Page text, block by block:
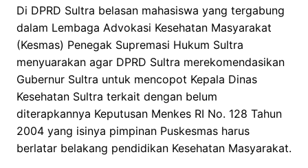
Di DPRD Sultra belasan mahasiswa yang tergabung
dalam Lembaga Advokasi Kesehatan Masyarakat
(Kesmas) Penegak Supremasi Hukum Sultra
menyuarakan agar DPRD Sultra merekomendasikan
Gubernur Sultra untuk mencopot Kepala Dinas
Kesehatan Sultra terkait dengan belum
diterapkannya Keputusan Menkes RI No. 128 Tahun
2004 yang isinya pimpinan Puskesmas harus
berlatar belakang pendidikan Kesehatan Masyarakat.